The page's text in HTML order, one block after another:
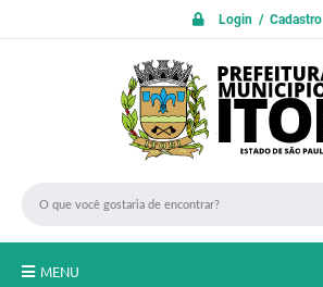
Login / Cadastro
MENU